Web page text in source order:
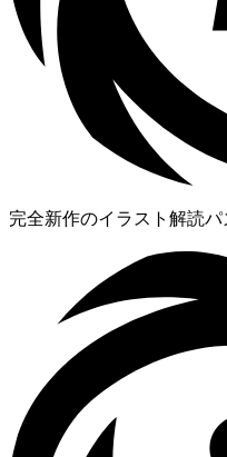
完全新作のイラスト解読